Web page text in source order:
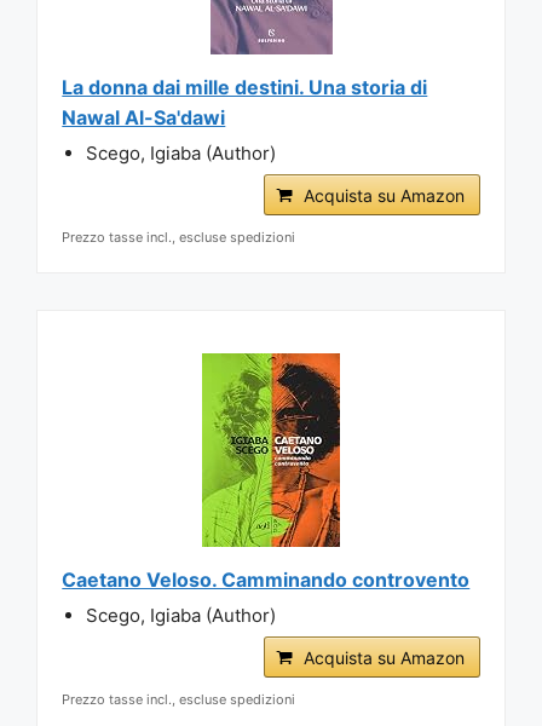
La donna dai mille destini. Una storia di
Nawal Al-Sa'dawi
Scego, Igiaba (Author)
Acquista su Amazon
Prezzo tasse incl., escluse spedizioni
Caetano Veloso. Camminando controvento
Scego, Igiaba (Author)
Acquista su Amazon
Prezzo tasse incl., escluse spedizioni